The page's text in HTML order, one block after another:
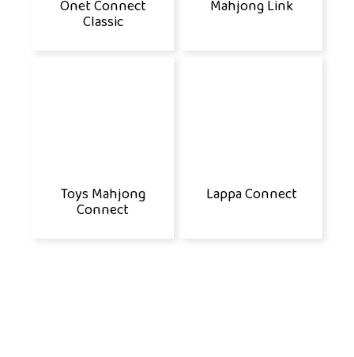
Onet Connect
Classic
Mahjong Link
Toys Mahjong
Connect
Lappa Connect